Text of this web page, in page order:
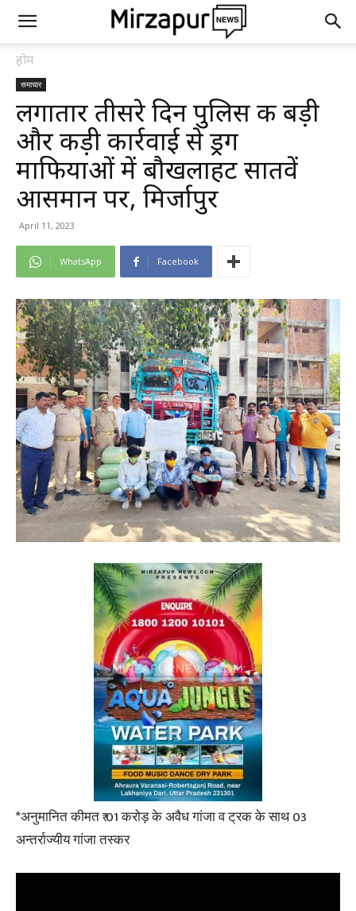
होम
समाचार
लगातार तीसरे दिन पुलिस की बड़ी
और कड़ी कार्रवाई से ड्रग
माफियाओं में बौखलाहट सातवें
आसमान पर, मिर्जापुर
April 11, 2023
WhatsApp Facebook
*अनुमानित कीमत ₹ 01 करोड़ के अवैध गांजा व ट्रक के साथ 03
अन्तर्राज्यीय गांजा तस्कर